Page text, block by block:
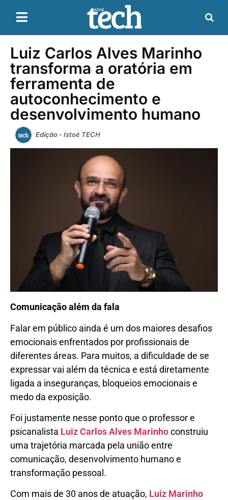
Luiz Carlos Alves Marinho
transforma a oratória em
ferramenta de
autoconhecimento e
desenvolvimento humano
Edição - Istoé TECH
Comunicação além da fala
Falar em público ainda é um dos maiores desafios
emocionais enfrentados por profissionais de
diferentes áreas. Para muitos, a dificuldade de se
expressar vai além da técnica e está diretamente
ligada a inseguranças, bloqueios emocionais e
medo da exposição.
Foi justamente nesse ponto que o professor e
psicanalista Luiz Carlos Alves Marinhoconstruiu
uma trajetória marcada pela união entre
comunicação, desenvolvimento humano e
transformação pessoal.
Com mais de 30 anos de atuação, Luiz Marinho